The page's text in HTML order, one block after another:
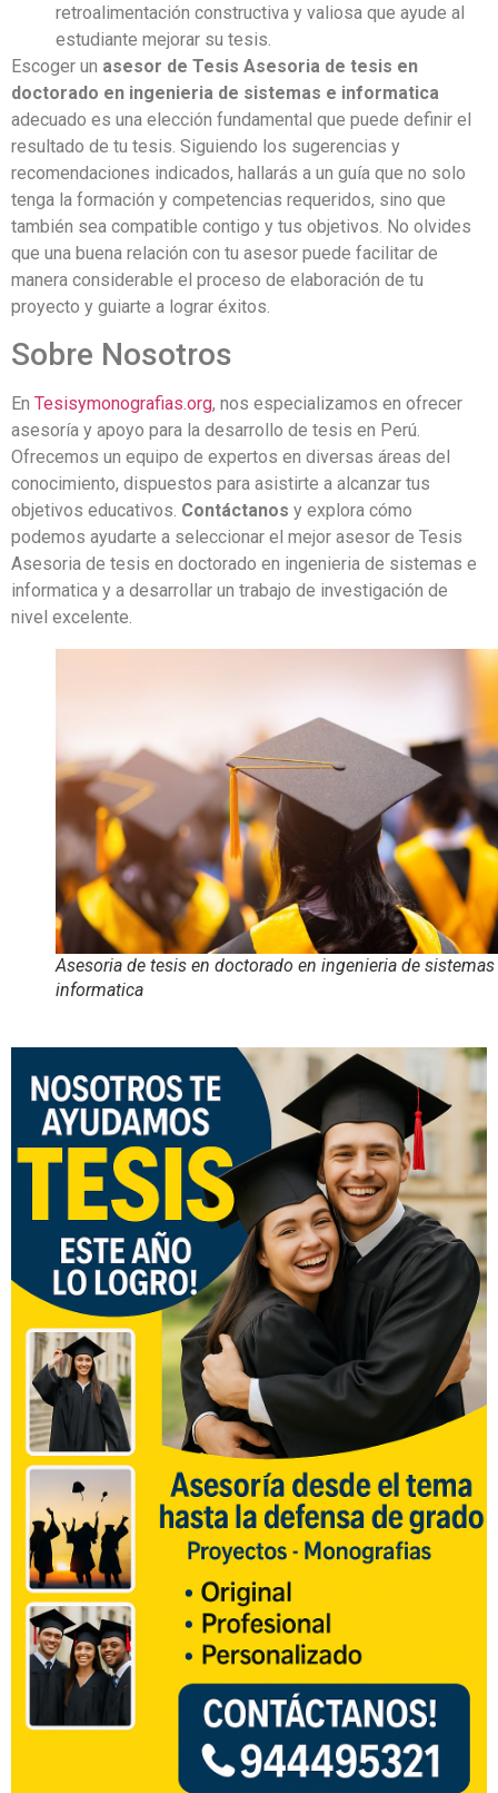
retroalimentación constructiva y valiosa que ayude al
estudiante mejorar su tesis.
Escoger un asesor de Tesis Asesoria de tesis en
doctorado en ingenieria de sistemas e informatica
adecuado es una elección fundamental que puede definir el
resultado de tu tesis. Siguiendo los sugerencias y
recomendaciones indicados, hallarás a un guía que no solo
tenga la formación y competencias requeridos, sino que
también sea compatible contigo y tus objetivos. No olvides
que una buena relación con tu asesor puede facilitar de
manera considerable el proceso de elaboración de tu
proyecto y guiarte a lograr éxitos.
Sobre Nosotros
En Tesisymonografias.org, nos especializamos en ofrecer
asesoría y apoyo para la desarrollo de tesis en Perú.
Ofrecemos un equipo de expertos en diversas áreas del
conocimiento, dispuestos para asistirte a alcanzar tus
objetivos educativos. Contáctanos y explora cómo
podemos ayudarte a seleccionar el mejor asesor de Tesis
Asesoria de tesis en doctorado en ingenieria de sistemas e
informatica y a desarrollar un trabajo de investigación de
nivel excelente.
Asesoria de tesis en doctorado en ingenieria de sistemas
informatica